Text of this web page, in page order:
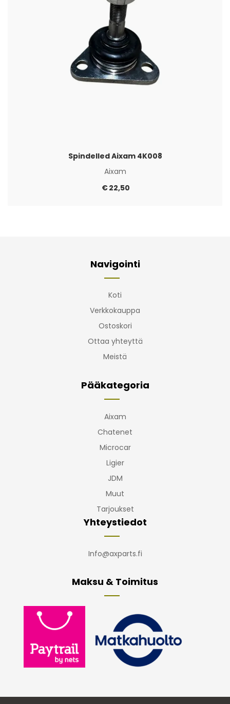
Spindelled Aixam 4K008
Aixam
€22,50
Navigointi
Koti
Verkkokauppa
Ostoskori
Ottaa yhteyttä
Meistä
Pääkategoria
Aixam
Chatenet
Microcar
Ligier
JDM
Muut
Tarjoukset
Yhteystiedot
Info@axparts.fi
Maksu & Toimitus